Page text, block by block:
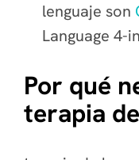
lenguaje son
Language 4-
Por qué
terapia